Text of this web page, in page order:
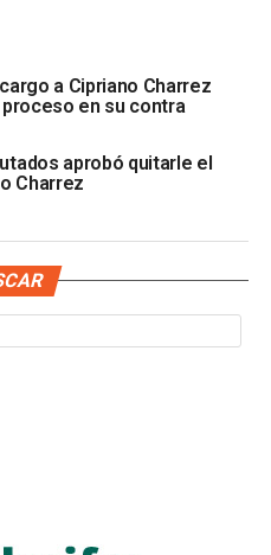
a Cipriano Charrez
en su contra
aprobó quitarle el
Charrez